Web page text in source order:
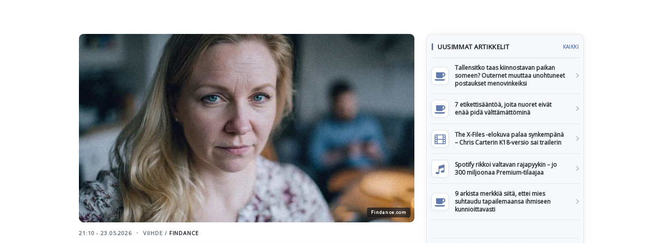
Findance.com
21:10 - 23.05.2026 VIIHDE / FINDANCE
UUSIMMAT ARTIKKELIT KAIKKI
Tallensitko taas kiinnostavan paikan
someen? Outernet muuttaa unohtuneet
postaukset menovinkeiksi
7 etikettisääntöä, joita nuoret eivät
enää pidä välttämättöminä
The X-Files -elokuva palaa synkempänä
– Chris Carterin K18-versio sai trailerin
Spotify rikkoi valtavan rajapyykin – jo
300 miljoonaa Premium-tilaajaa
9 arkista merkkiä siitä, ettei mies
suhtaudu tapailemaansa ihmiseen
kunnioittavasti